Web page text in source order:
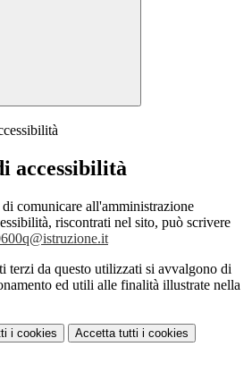
accessibilità
comunicare all'amministrazione
riscontrati nel sito, può scrivere
terzi da questo utilizzati si avvalgono di
ed utili alle finalità illustrate nella
i cookies Accetta tutti i cookies